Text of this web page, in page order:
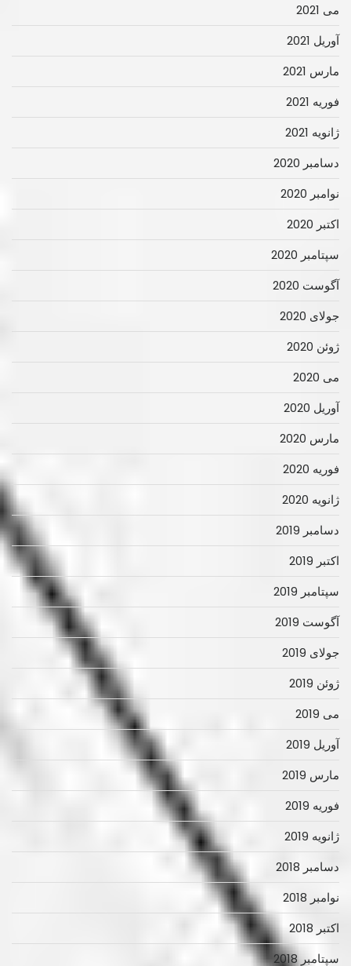
می 2021
آوریل 2021
مارس 2021
فوریه 2021
ژانویه 2021
دسامبر 2020
نوامبر 2020
اکتبر 2020
سپتامبر 2020
آگوست 2020
جولای 2020
ژوئن 2020
می 2020
آوریل 2020
مارس 2020
فوریه 2020
ژانویه 2020
دسامبر 2019
اکتبر 2019
سپتامبر 2019
آگوست 2019
جولای 2019
ژوئن 2019
می 2019
آوریل 2019
مارس 2019
فوریه 2019
ژانویه 2019
دسامبر 2018
نوامبر 2018
اکتبر 2018
سپتامبر 2018